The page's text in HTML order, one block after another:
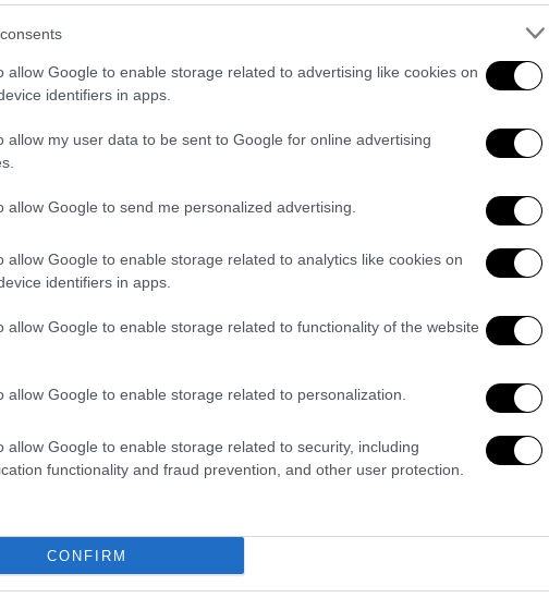
allow Google to enable storage related to advertising like cookies on
identifiers in apps.
allow my user data to be sent to Google for online advertising
allow Google to send me personalized advertising.
allow Google to enable storage related to analytics like cookies on
identifiers in apps.
allow Google to enable storage related to functionality of the website
allow Google to enable storage related to personalization.
allow Google to enable storage related to security, including
functionality and fraud prevention, and other user protection.
CONFIRM
βαθμούς κάτω της βάσης, δείχνοντας
περίτρανα την αποτυχία του
εξεταστικού συστήματος
Βάσεις: Πίνακες με όλα τα
αποτελέσματα - Μεγάλη πτώση
στις ιατρικές σχολές
για ΓΕΛ, Εσπερινά με νέο και παλαιό
ανακοινώνονται - Οι δύο
επικρατέστερες ημερομηνίες